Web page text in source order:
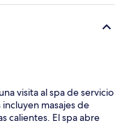
visita al spa de servicio
masajes de
calientes. El spa abre